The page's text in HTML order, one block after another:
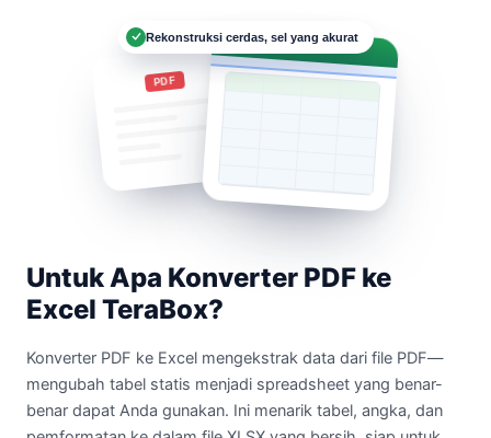
Rekonstruksi cerdas, sel yang akurat
PDF
Data.xlsx
Untuk Apa Konverter PDF ke
Excel TeraBox?
Konverter PDF ke Excel mengekstrak data dari file PDF—
mengubah tabel statis menjadi spreadsheet yang benar-
benar dapat Anda gunakan. Ini menarik tabel, angka, dan